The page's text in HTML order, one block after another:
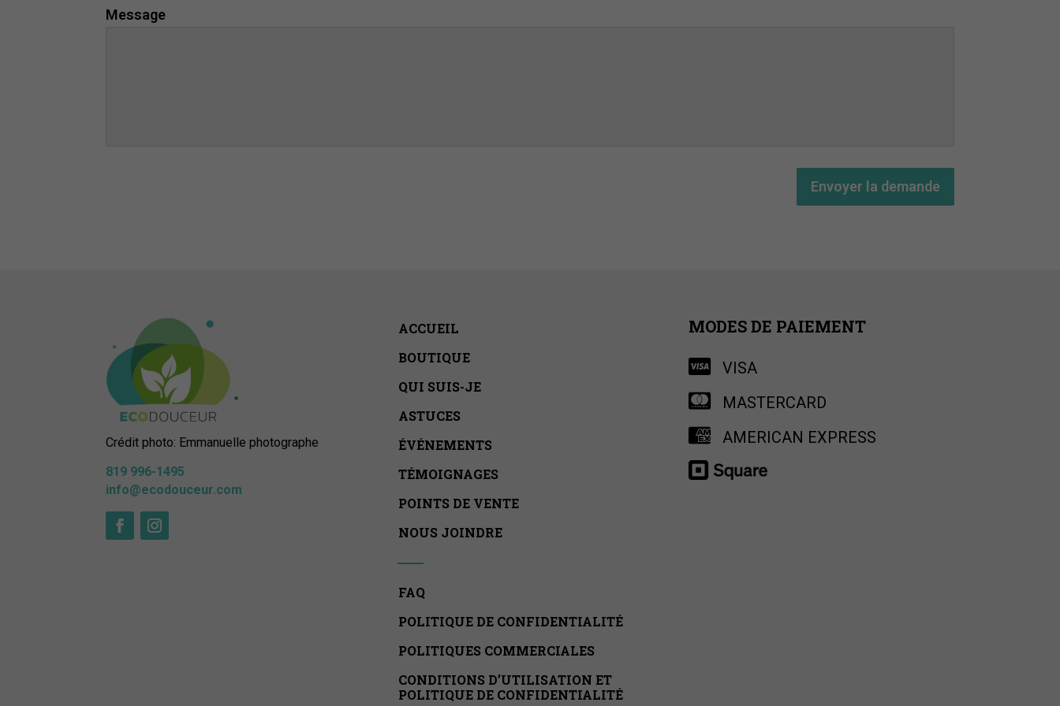
Message
Envoyer la demande
Crédit photo: Emmanuelle photographe
819 996-1495
info@ecodouceur.com
ACCUEIL
BOUTIQUE
QUI SUIS-JE
ASTUCES
ÉVÉNEMENTS
TÉMOIGNAGES
POINTS DE VENTE
NOUS JOINDRE
FAQ
POLITIQUE DE CONFIDENTIALITÉ
POLITIQUES COMMERCIALES
CONDITIONS D’UTILISATION ET
POLITIQUE DE CONFIDENTIALITÉ
MODES DE PAIEMENT
VISA
MASTERCARD
AMERICAN EXPRESS